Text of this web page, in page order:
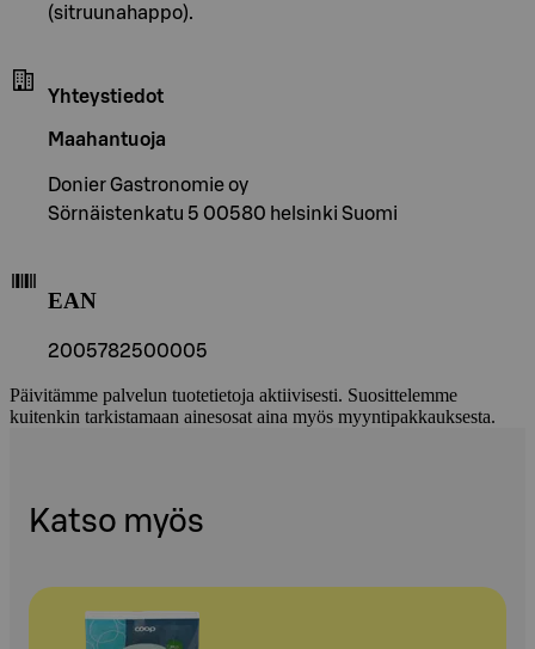
(sitruunahappo).
Yhteystiedot
Maahantuoja
Donier Gastronomie oy
Sörnäistenkatu 5 00580 helsinki Suomi
EAN
2005782500005
Päivitämme palvelun tuotetietoja aktiivisesti. Suosittelemme
kuitenkin tarkistamaan ainesosat aina myös myyntipakkauksesta.
Katso myös